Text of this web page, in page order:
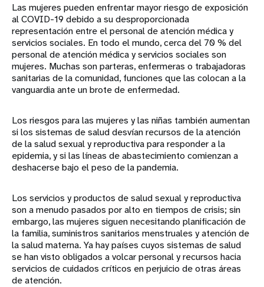
Las mujeres pueden enfrentar mayor riesgo de exposición
al COVID-19 debido a su desproporcionada
representación entre el personal de atención médica y
servicios sociales. En todo el mundo, cerca del 70 % del
personal de atención médica y servicios sociales son
mujeres. Muchas son parteras, enfermeras o trabajadoras
sanitarias de la comunidad, funciones que las colocan a la
vanguardia ante un brote de enfermedad.
Los riesgos para las mujeres y las niñas también aumentan
si los sistemas de salud desvían recursos de la atención
de la salud sexual y reproductiva para responder a la
epidemia, y si las líneas de abastecimiento comienzan a
deshacerse bajo el peso de la pandemia.
Los servicios y productos de salud sexual y reproductiva
son a menudo pasados por alto en tiempos de crisis; sin
embargo, las mujeres siguen necesitando planificación de
la familia, suministros sanitarios menstruales y atención de
la salud materna. Ya hay países cuyos sistemas de salud
se han visto obligados a volcar personal y recursos hacia
servicios de cuidados críticos en perjuicio de otras áreas
de atención.